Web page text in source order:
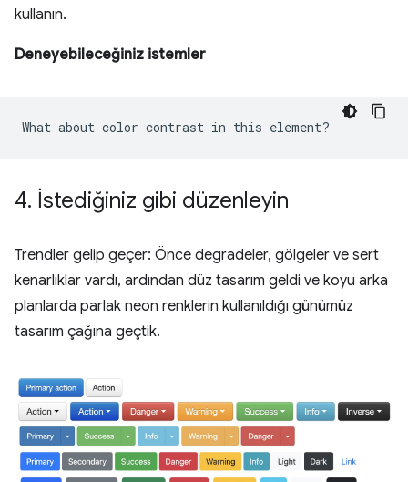
kullanın.
Deneyebileceğiniz istemler
4. İstediğiniz gibi düzenleyin
Trendler gelip geçer: Önce degradeler, gölgeler ve sert
kenarlıklar vardı, ardından düz tasarım geldi ve koyu arka
planlarda parlak neon renklerin kullanıldığı günümüz
tasarım çağına geçtik.